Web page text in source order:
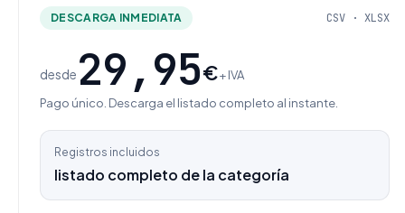
DESCARGA INMEDIATA CSV · XLSX
desde 29,95€+ IVA
Pago único. Descarga el listado completo al instante.
Registros incluidos
listado completo de la categoría